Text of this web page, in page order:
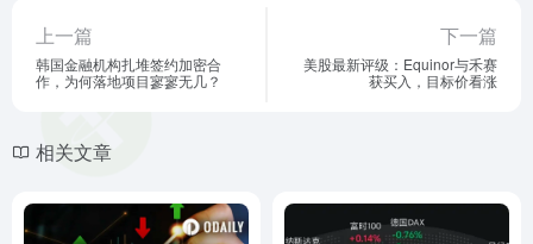
上一篇
韩国金融机构扎堆签约加密合
作，为何落地项目寥寥无几？
下一篇
美股最新评级：Equinor与禾赛
获买入，目标价看涨
相关文章